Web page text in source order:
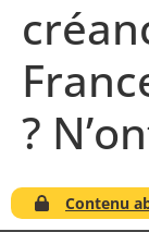
?
Contenu